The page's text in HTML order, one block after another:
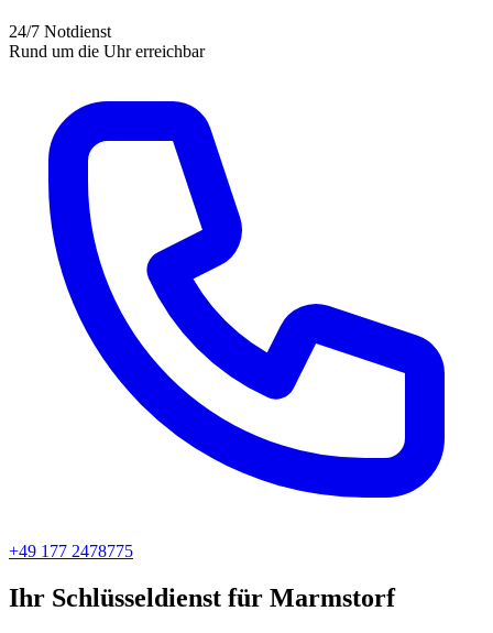
24/7 Notdienst
Rund um die Uhr erreichbar
+49 177 2478775
Ihr Schlüsseldienst für Marmstorf